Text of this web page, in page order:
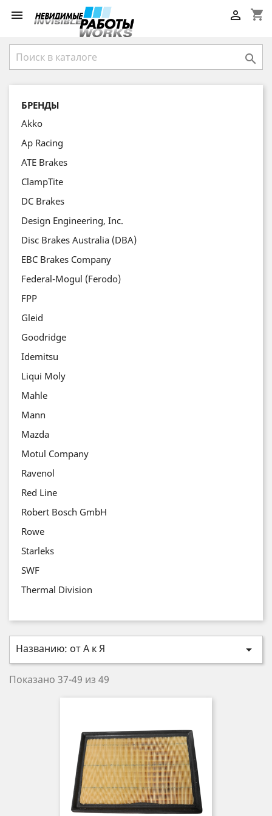
 shopping_cart


БРЕНДЫ
Akko
Ap Racing
ATE Brakes
ClampTite
DC Brakes
Design Engineering, Inc.
Disc Brakes Australia (DBA)
EBC Brakes Company
Federal-Mogul (Ferodo)
FPP
Gleid
Goodridge
Idemitsu
Liqui Moly
Mahle
Mann
Mazda
Motul Company
Ravenol
Red Line
Robert Bosch GmbH
Rowe
Starleks
SWF
Thermal Division
Названию: от А к Я 
Показано 37-49 из 49